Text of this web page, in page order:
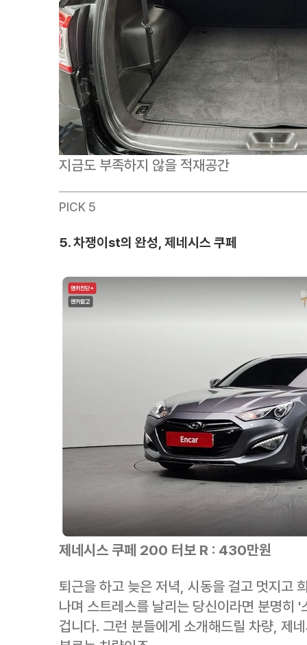
지금도 부족하지 않을 적재공간
PICK 5
5. 차쟁이st의 완성, 제네시스 쿠페
제네시스 쿠페 200 터보 R : 430만원
퇴근을 하고 늦은 저녁, 시동을 걸고 멋지고
나며 스트레스를 날리는 당신이라면 분명히
겁니다. 그런 분들에게 소개해드릴 차량, 제